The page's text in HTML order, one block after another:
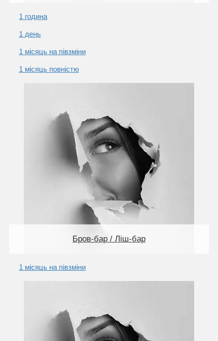
1 година
1 день
1 місяць на півзміни
1 місяць повністю
Бров-бар / Ліш-бар
1 місяць на півзміни